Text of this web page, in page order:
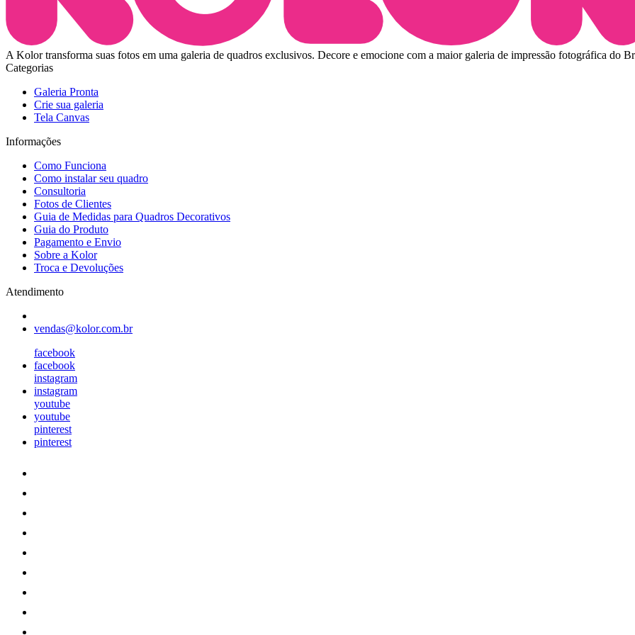
A Kolor transforma suas fotos em uma galeria de quadros exclusivos. Decore e emocione com a maior galeria de impressão fotográfica do
Categorias
Galeria Pronta
Crie sua galeria
Tela Canvas
Informações
Como Funciona
Como instalar seu quadro
Consultoria
Fotos de Clientes
Guia de Medidas para Quadros Decorativos
Guia do Produto
Pagamento e Envio
Sobre a Kolor
Troca e Devoluções
Atendimento
vendas@kolor.com.br
facebook
facebook
instagram
instagram
youtube
youtube
pinterest
pinterest